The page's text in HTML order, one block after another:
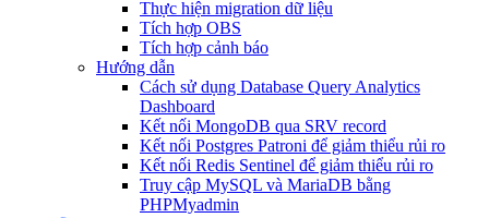
Thực hiện migration dữ liệu
Tích hợp OBS
Tích hợp cảnh báo
Hướng dẫn
Cách sử dụng Database Query Analytics
Dashboard
Kết nối MongoDB qua SRV record
Kết nối Postgres Patroni để giảm thiểu rủi ro
Kết nối Redis Sentinel để giảm thiểu rủi ro
Truy cập MySQL và MariaDB bằng
PHPMyadmin